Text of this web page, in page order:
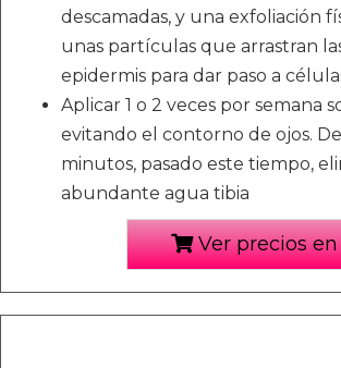
descamadas, y una exfoliación
unas partículas que arrastran
epidermis para dar paso a
Aplicar 1 o 2 veces por semana
evitando el contorno de ojos.
minutos, pasado este tiempo,
abundante agua tibia
Ver precios